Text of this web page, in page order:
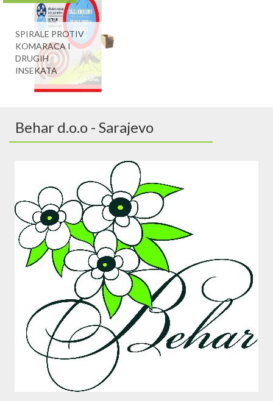
SPIRALE PROTIV
KOMARACA I
DRUGIH
INSEKATA
Behar d.o.o - Sarajevo